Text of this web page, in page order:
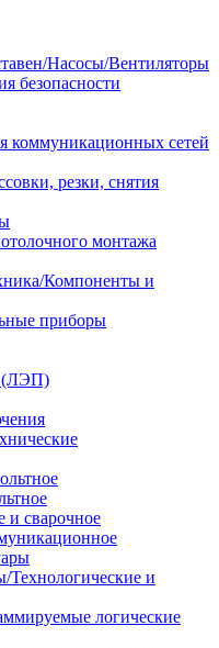
Насосы/Вентиляторы
безопасности
коммуникационных сетей
резки, снятия
монтажа
Компоненты и
приборы
(ЛЭП)
и сварочное
и
логические